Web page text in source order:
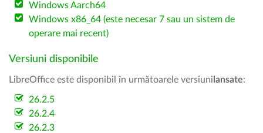
Windows Aarch64
Windows x86_64 (este necesar 7 sau un sistem de
operare mai recent)
Versiuni disponibile
LibreOffice este disponibil în următoarele versiuni lansate:
26.2.5
26.2.4
26.2.3